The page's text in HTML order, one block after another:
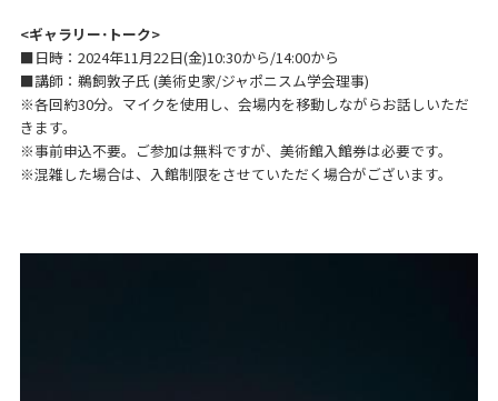
<ギャラリー･トーク>
■日時：2024年11月22日(金)10:30から/14:00から
■講師：鵜飼敦子氏 (美術史家/ジャポニスム学会理事)
※各回約30分。マイクを使用し、会場内を移動しながらお話しいただ
きます。
※事前申込不要。ご参加は無料ですが、美術館入館券は必要です。
※混雑した場合は、入館制限をさせていただく場合がございます。